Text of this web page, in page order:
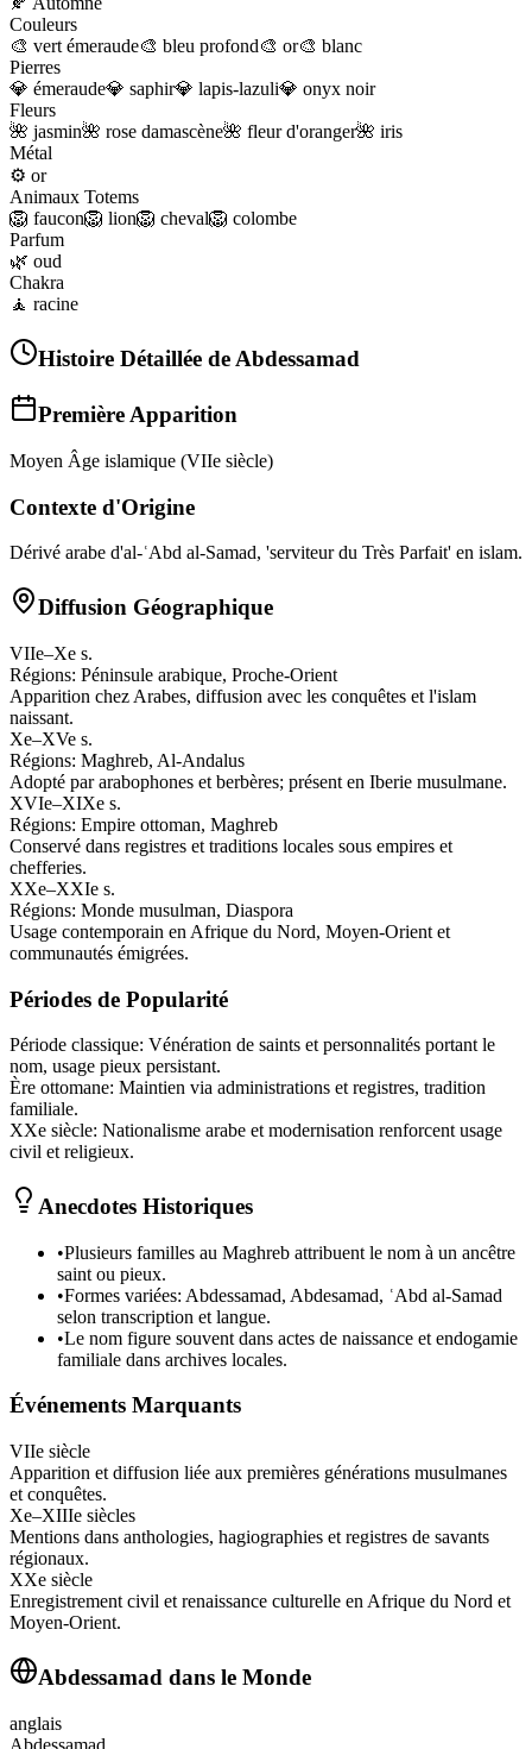
Couleurs
🎨 vert émeraude🎨 bleu profond🎨 or🎨 blanc
Pierres
💎 émeraude💎 saphir💎 lapis-lazuli💎 onyx noir
Fleurs
🌺 jasmin🌺 rose damascène🌺 fleur d'oranger🌺 iris
Métal
⚙️ or
Animaux Totems
🦁 faucon🦁 lion🦁 cheval🦁 colombe
Parfum
🌿 oud
Chakra
🧘 racine
Histoire Détaillée de Abdessamad
Première Apparition
Moyen Âge islamique (VIIe siècle)
Contexte d'Origine
Dérivé arabe d'al-ʿAbd al-Samad, 'serviteur du Très Parfait' en islam.
Diffusion Géographique
VIIe–Xe s.
Régions: Péninsule arabique, Proche-Orient
Apparition chez Arabes, diffusion avec les conquêtes et l'islam
naissant.
Xe–XVe s.
Régions: Maghreb, Al-Andalus
Adopté par arabophones et berbères; présent en Iberie musulmane.
XVIe–XIXe s.
Régions: Empire ottoman, Maghreb
Conservé dans registres et traditions locales sous empires et
chefferies.
XXe–XXIe s.
Régions: Monde musulman, Diaspora
Usage contemporain en Afrique du Nord, Moyen-Orient et
communautés émigrées.
Périodes de Popularité
Période classique: Vénération de saints et personnalités portant le
nom, usage pieux persistant.
Ère ottomane: Maintien via administrations et registres, tradition
familiale.
XXe siècle: Nationalisme arabe et modernisation renforcent usage
civil et religieux.
Anecdotes Historiques
•Plusieurs familles au Maghreb attribuent le nom à un ancêtre
saint ou pieux.
•Formes variées: Abdessamad, Abdesamad, ʿAbd al-Samad
selon transcription et langue.
•Le nom figure souvent dans actes de naissance et endogamie
familiale dans archives locales.
Événements Marquants
VIIe siècle
Apparition et diffusion liée aux premières générations musulmanes
et conquêtes.
Xe–XIIIe siècles
Mentions dans anthologies, hagiographies et registres de savants
régionaux.
XXe siècle
Enregistrement civil et renaissance culturelle en Afrique du Nord et
Moyen-Orient.
Abdessamad dans le Monde
anglais
Abdessamad